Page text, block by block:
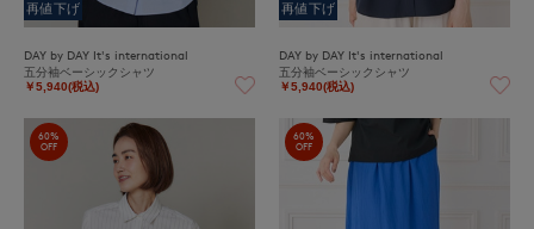
再値下げ
DAY by DAY It's international
五分袖ベーシックシャツ
￥5,940(税込)
再値下げ
DAY by DAY It's international
五分袖ベーシックシャツ
￥5,940(税込)
60%
OFF
60%
OFF